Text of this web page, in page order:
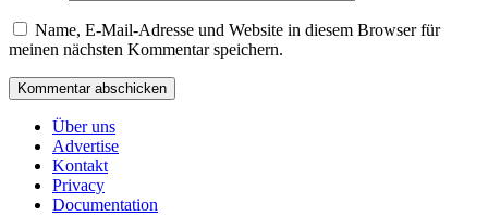
Name, E-Mail-Adresse und Website in diesem Browser für
meinen nächsten Kommentar speichern.
Über uns
Advertise
Kontakt
Privacy
Documentation